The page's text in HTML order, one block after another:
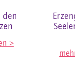
den
>